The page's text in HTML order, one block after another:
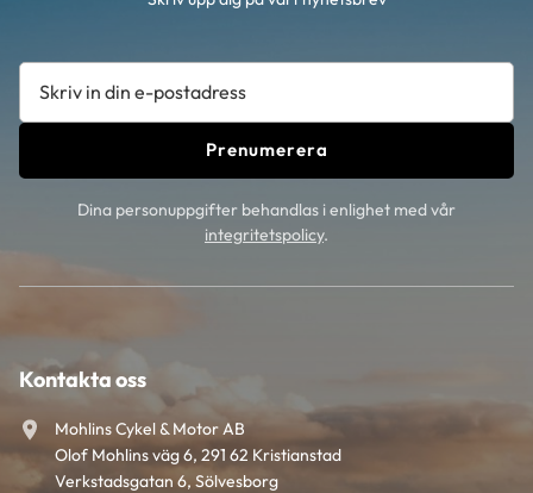
Prenumerera
Dina personuppgifter behandlas i enlighet med vår
integritetspolicy.
Kontakta oss
Mohlins Cykel & Motor AB
Olof Mohlins väg 6, 291 62 Kristianstad
Verkstadsgatan 6, Sölvesborg